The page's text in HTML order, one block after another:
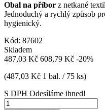
Obal na příbor z netkané
Jednoduchý a rychlý způsob
hygienický.
Kód: 87602
Skladem
487,03 Kč 608,79 Kč -20%
(487,03 Kč 1 bal. / 75 ks)
S DPH Odesíláme ihned!